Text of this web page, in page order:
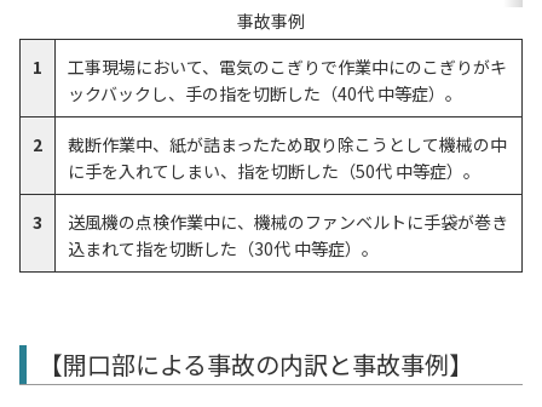
事故事例
1
工事現場において、電気のこぎりで作業中にのこぎりがキ
ックバックし、手の指を切断した（40代 中等症）。
2
裁断作業中、紙が詰まったため取り除こうとして機械の中
に手を入れてしまい、指を切断した（50代 中等症）。
3
送風機の点検作業中に、機械のファンベルトに手袋が巻き
込まれて指を切断した（30代 中等症）。
【開口部による事故の内訳と事故事例】